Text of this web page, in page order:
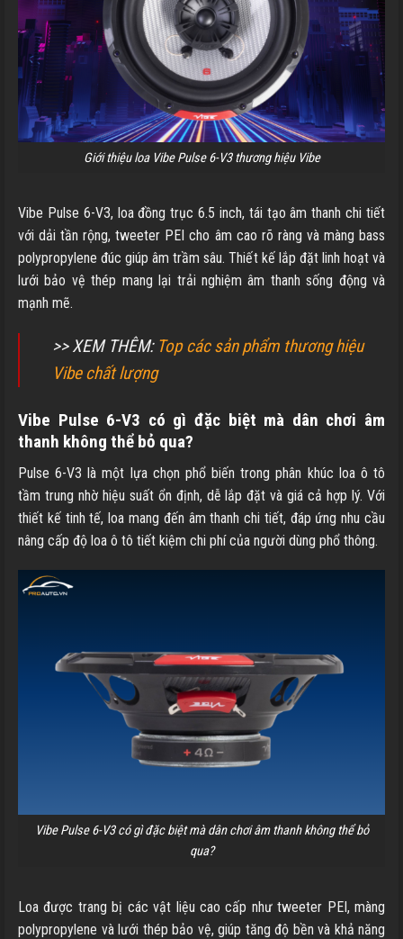
Giới thiệu loa Vibe Pulse 6-V3 thương hiệu Vibe
Vibe Pulse 6-V3, loa đồng trục 6.5 inch, tái tạo âm thanh chi tiết
với dải tần rộng, tweeter PEI cho âm cao rõ ràng và màng bass
polypropylene đúc giúp âm trầm sâu. Thiết kế lắp đặt linh hoạt và
lưới bảo vệ thép mang lại trải nghiệm âm thanh sống động và
mạnh mẽ.
>> XEM THÊM: Top các sản phẩm thương hiệu
Vibe chất lượng
Vibe Pulse 6-V3 có gì đặc biệt mà dân chơi âm
thanh không thể bỏ qua?
Pulse 6-V3 là một lựa chọn phổ biến trong phân khúc loa ô tô
tầm trung nhờ hiệu suất ổn định, dễ lắp đặt và giá cả hợp lý. Với
thiết kế tinh tế, loa mang đến âm thanh chi tiết, đáp ứng nhu cầu
nâng cấp độ loa ô tô tiết kiệm chi phí của người dùng phổ thông.
Vibe Pulse 6-V3 có gì đặc biệt mà dân chơi âm thanh không thể bỏ
qua?
Loa được trang bị các vật liệu cao cấp như tweeter PEI, màng
polypropylene và lưới thép bảo vệ, giúp tăng độ bền và khả năng